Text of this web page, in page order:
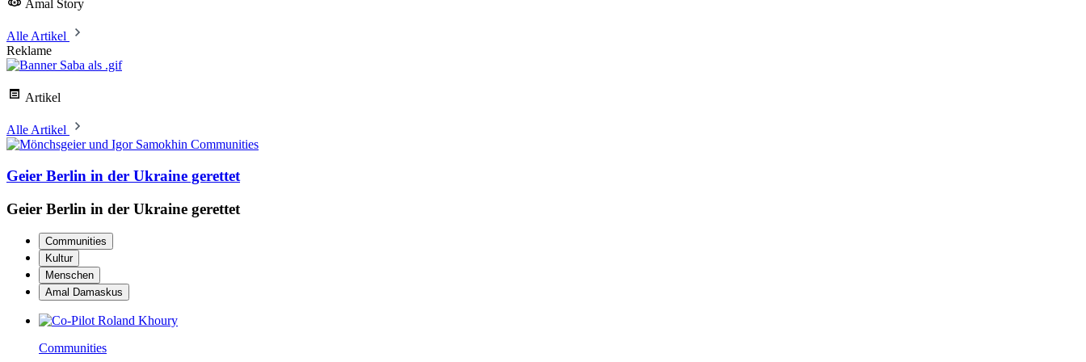
Amal Story
Alle Artikel
Reklame
Artikel
Alle Artikel
Communities
Geier Berlin in der Ukraine gerettet
Geier Berlin in der Ukraine gerettet
Communities
Kultur
Menschen
Amal Damaskus
Communities